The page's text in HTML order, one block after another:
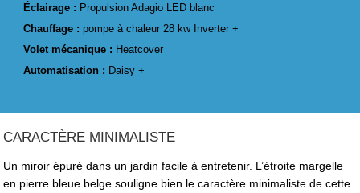
Éclairage : Propulsion Adagio LED blanc
Chauffage : pompe à chaleur 28 kw Inverter +
Volet mécanique : Heatcover
Automatisation : Daisy +
CARACTÈRE MINIMALISTE
Un miroir épuré dans un jardin facile à entretenir. L’étroite margelle
en pierre bleue belge souligne bien le caractère minimaliste de cette